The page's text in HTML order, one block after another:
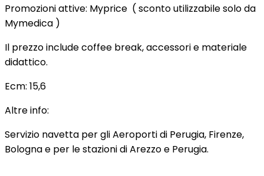
Promozioni attive: Myprice ( sconto utilizzabile solo da
Mymedica )
Il prezzo include coffee break, accessori e materiale
didattico.
Ecm: 15,6
Altre info:
Servizio navetta per gli Aeroporti di Perugia, Firenze,
Bologna e per le stazioni di Arezzo e Perugia.